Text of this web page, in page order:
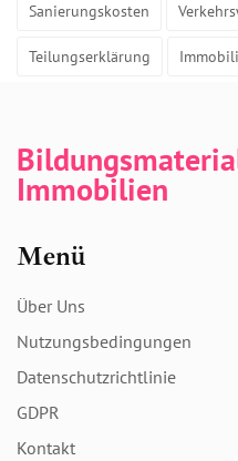
Sanierungskosten
Teilungserklärung
Immobilien
Menü
Über Uns
Nutzungsbedingungen
Datenschutzrichtlinie
GDPR
Kontakt